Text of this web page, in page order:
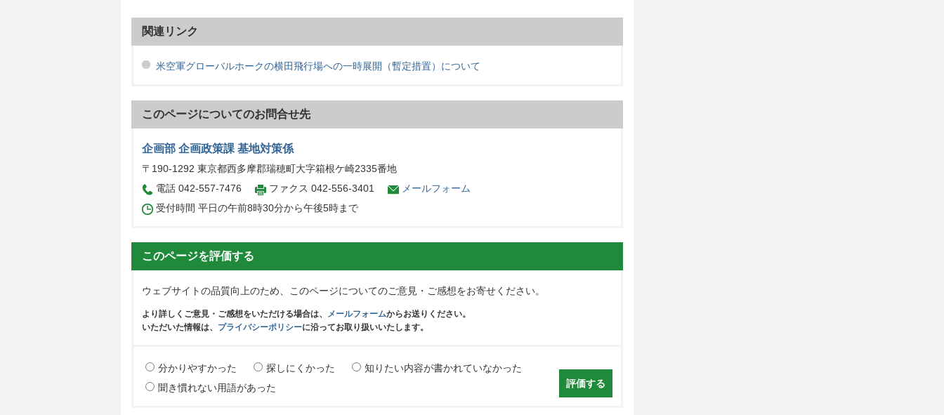
関連リンク
米空軍グローバルホークの横田飛行場への一時展開（暫定措置）について
このページについてのお問合せ先
企画部 企画政策課 基地対策係
〒190-1292 東京都西多摩郡瑞穂町大字箱根ケ崎2335番地
電話 042-557-7476
ファクス 042-556-3401
メールフォーム
受付時間 平日の午前8時30分から午後5時まで
このページを評価する
ウェブサイトの品質向上のため、このページについてのご意見・ご感想をお寄せください。
より詳しくご意見・ご感想をいただける場合は、 メールフォームからお送りください。
いただいた情報は、 プライバシーポリシーに沿ってお取り扱いいたします。
分かりやすかった 探しにくかった
知りたい内容が書かれていなかった
聞き慣れない用語があった